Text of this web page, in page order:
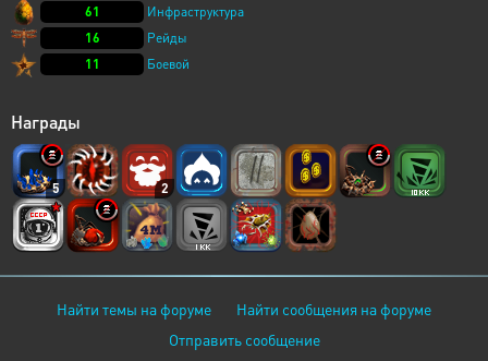
61
Инфраструктура
16
Рейды
11
Боевой
Награды
5 2
Найти темы на форуме
Найти сообщения на форуме
Отправить сообщение